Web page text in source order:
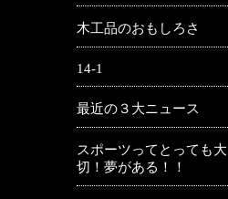
木工品のおもしろさ
14-1
最近の３大ニュース
スポーツってとっても大
切！夢がある！！